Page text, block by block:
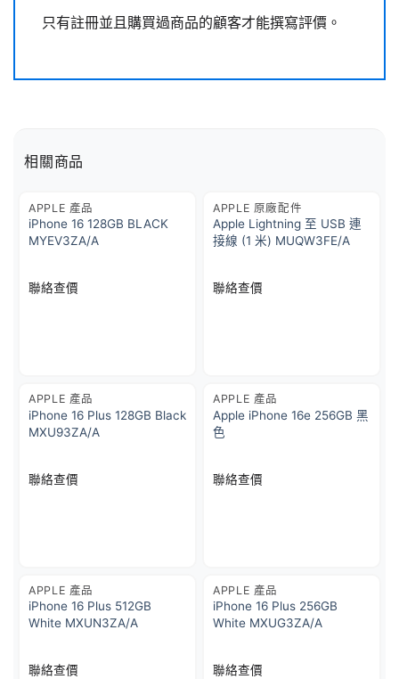
只有註冊並且購買過商品的顧客才能撰寫評價。
相關商品
APPLE 產品
iPhone 16 128GB BLACK
MYEV3ZA/A
聯絡查價
APPLE 原廠配件
Apple Lightning 至 USB 連
接線 (1 米) MUQW3FE/A
聯絡查價
APPLE 產品
iPhone 16 Plus 128GB Black
MXU93ZA/A
聯絡查價
APPLE 產品
Apple iPhone 16e 256GB 黑
色
聯絡查價
APPLE 產品
iPhone 16 Plus 512GB
White MXUN3ZA/A
聯絡查價
APPLE 產品
iPhone 16 Plus 256GB
White MXUG3ZA/A
聯絡查價